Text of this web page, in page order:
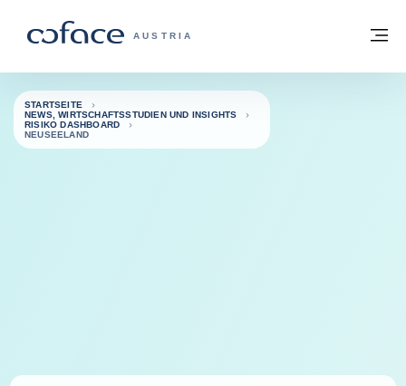
COFACE FOR TRADE - WEBSEITE DER
AUSTRIA
Zurück zur Startseite
STARTSEITE
NEWS, WIRTSCHAFTSSTUDIEN UND INSIGHTS
RISIKO DASHBOARD
NEUSEELAND